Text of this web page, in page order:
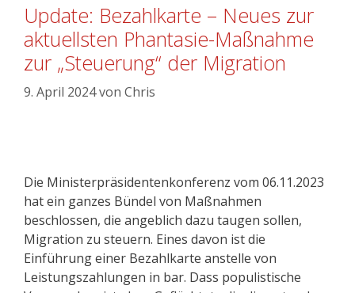
Update: Bezahlkarte – Neues zur
aktuellsten Phantasie-Maßnahme
zur „Steuerung“ der Migration
9. April 2024von Chris
Die Ministerpräsidentenkonferenz vom 06.11.2023
hat ein ganzes Bündel von Maßnahmen
beschlossen, die angeblich dazu taugen sollen,
Migration zu steuern. Eines davon ist die
Einführung einer Bezahlkarte anstelle von
Leistungszahlungen in bar. Dass populistische